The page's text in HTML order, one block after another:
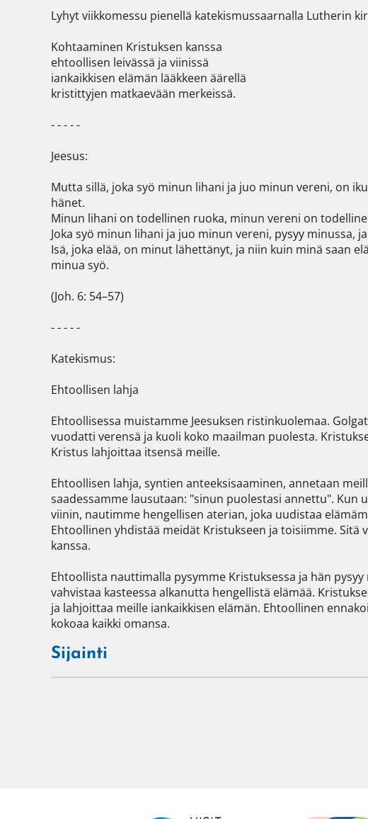
Lyhyt viikkomessu pienellä katekismussaarnalla Lutherin
Kohtaaminen Kristuksen kanssa
ehtoollisen leivässä ja viinissä
iankaikkisen elämän lääkkeen äärellä
kristittyjen matkaevään merkeissä.
- - - - -
Jeesus:
Mutta sillä, joka syö minun lihani ja juo minun vereni, on
hänet.
Minun lihani on todellinen ruoka, minun vereni on
Joka syö minun lihani ja juo minun vereni, pysyy minussa,
Isä, joka elää, on minut lähettänyt, ja niin kuin minä saan
minua syö.
(Joh. 6: 54–57)
- - - - -
Katekismus:
Ehtoollisen lahja
Ehtoollisessa muistamme Jeesuksen ristinkuolemaa.
vuodatti verensä ja kuoli koko maailman puolesta.
Kristus lahjoittaa itsensä meille.
Ehtoollisen lahja, syntien anteeksisaaminen, annetaan
saadessamme lausutaan: "sinun puolestasi annettu". Kun
viinin, nautimme hengellisen aterian, joka uudistaa
Ehtoollinen yhdistää meidät Kristukseen ja toisiimme. Sitä
kanssa.
Ehtoollista nauttimalla pysymme Kristuksessa ja hän
vahvistaa kasteessa alkanutta hengellistä elämää.
ja lahjoittaa meille iankaikkisen elämän. Ehtoollinen
kokoaa kaikki omansa.
Sijainti